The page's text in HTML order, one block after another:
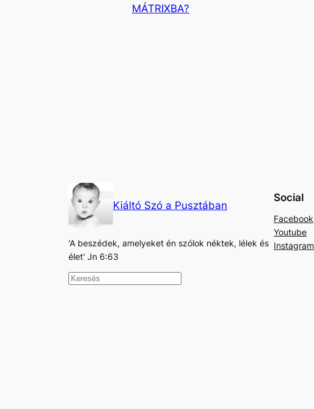
MÁTRIXBA?
Kiáltó Szó a Pusztában
'A beszédek, amelyeket én szólok néktek, lélek és
élet' Jn 6:63
K
Social
Facebook
Youtube
Instagram